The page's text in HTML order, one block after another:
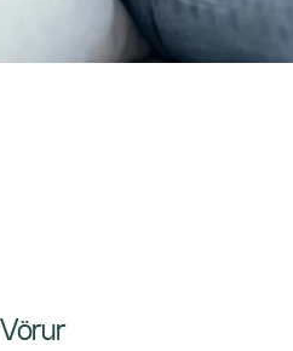
Vörur